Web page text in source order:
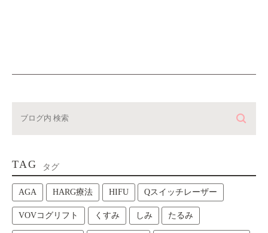
TAG タグ
AGA HARG療法 HIFU Qスイッチレーザー
VOVコグリフト くすみ しみ たるみ